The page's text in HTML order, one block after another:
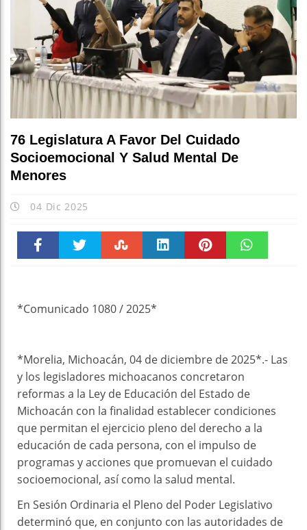
76 Legislatura A Favor Del Cuidado
Socioemocional Y Salud Mental De
Menores
04 Dic 2025
*Comunicado 1080 / 2025*
*Morelia, Michoacán, 04 de diciembre de 2025*.- Las
y los legisladores michoacanos concretaron
reformas a la Ley de Educación del Estado de
Michoacán con la finalidad establecer condiciones
que permitan el ejercicio pleno del derecho a la
educación de cada persona, con el impulso de
programas y acciones que promuevan el cuidado
socioemocional, así como la salud mental.
En Sesión Ordinaria el Pleno del Poder Legislativo
determinó que, en conjunto con las autoridades de